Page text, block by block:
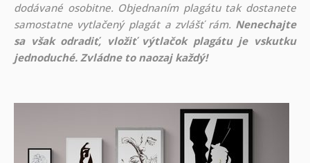
dodávané osobitne. Objednaním plagátu tak dostanete
samostatne vytlačený plagát a zvlášť rám. Nenechajte
sa však odradiť, vložiť výtlačok plagátu je vskutku
jednoduché. Zvládne to naozaj každý!